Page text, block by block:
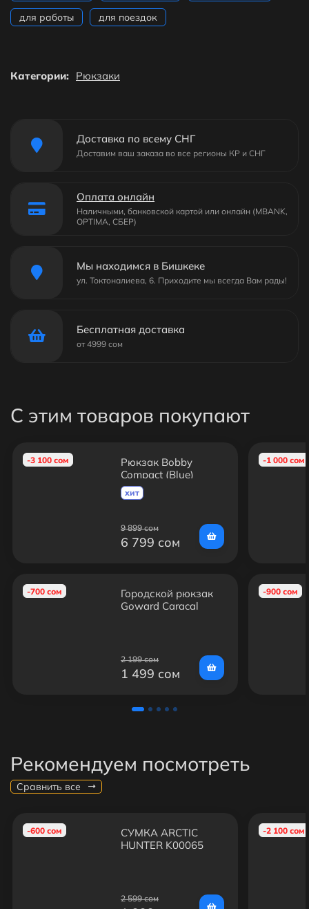
для работы
для поездок
Категории: Рюкзаки
Доставка по всему СНГ
Доставим ваш заказа во все регионы КР и СНГ
Оплата онлайн
Наличными, банковской картой или онлайн (MBANK,
OPTIMA, СБЕР)
Мы находимся в Бишкеке
ул. Токтоналиева, 6. Приходите мы всегда Вам рады!
Бесплатная доставка
от 4999 сом
С этим товаров покупают
-3 100 сом
Рюкзак Bobby
Compact (Blue)
хит
9 899 сом
6 799 сом
-700 сом
Городской рюкзак
Goward Caracal
2 199 сом
1 499 сом
-1 000 сом
-900 сом
Рекомендуем посмотреть
Сравнить все
-600 сом
СУМКА ARCTIC
HUNTER K00065
2 599 сом
-2 100 сом